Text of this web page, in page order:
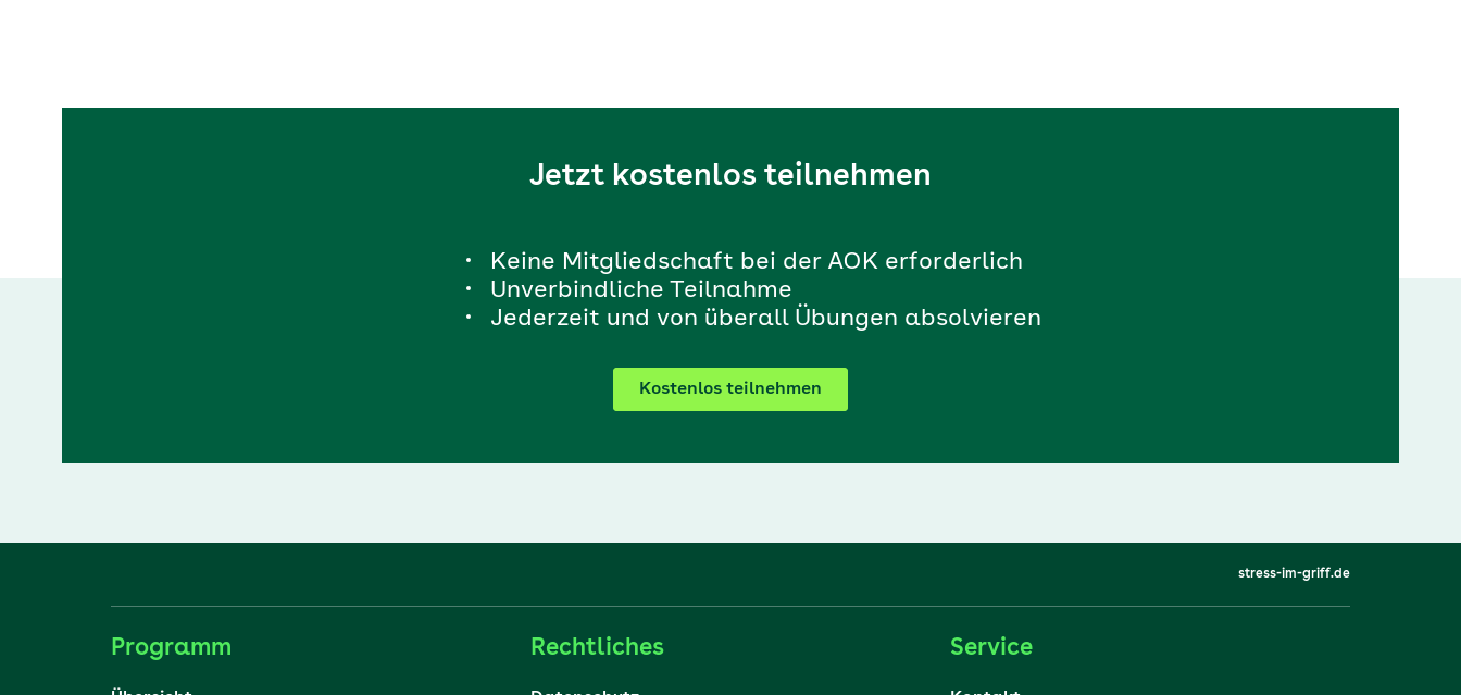
Jetzt kostenlos teilnehmen
Keine Mitgliedschaft bei der AOK erforderlich
Unverbindliche Teilnahme
Jederzeit und von überall Übungen absolvieren
Kostenlos teilnehmen
stress-im-griff.de
Programm Rechtliches Service